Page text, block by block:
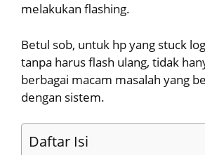
melakukan flashing.
Betul sob, untuk hp yang stuck
tanpa harus flash ulang, tidak
berbagai macam masalah yang
dengan sistem.
Daftar Isi